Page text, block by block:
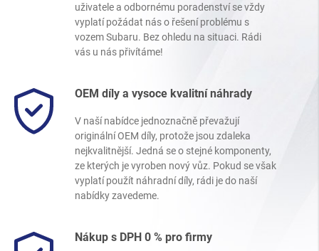
uživatele a odbornému poradenství se vždy
vyplatí požádat nás o řešení problému s
vozem Subaru. Bez ohledu na situaci. Rádi
vás u nás přivítáme!
OEM díly a vysoce kvalitní náhrady
V naší nabídce jednoznačně převažují
originální OEM díly, protože jsou zdaleka
nejkvalitnější. Jedná se o stejné komponenty,
ze kterých je vyroben nový vůz. Pokud se však
vyplatí použít náhradní díly, rádi je do naší
nabídky zavedeme.
Nákup s DPH 0 % pro firmy